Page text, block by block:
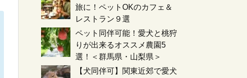
旅に！ペットOKのカフェ＆
レストラン９選
ペット同伴可能！愛犬と桃狩
りが出来るオススメ農園5
選！＜群馬県・山梨県＞
【犬同伴可】関東近郊で愛犬